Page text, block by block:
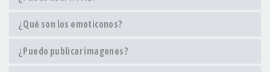
¿Qué son los emoticonos?
¿Puedo publicar imagenes?